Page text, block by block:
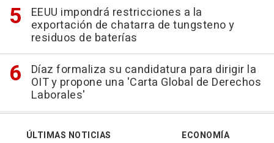
EEUU impondrá restricciones a la
exportación de chatarra de tungsteno y
residuos de baterías
Díaz formaliza su candidatura para dirigir la
OIT y propone una 'Carta Global de Derechos
Laborales'
ÚLTIMAS NOTICIAS
ECONOMÍA